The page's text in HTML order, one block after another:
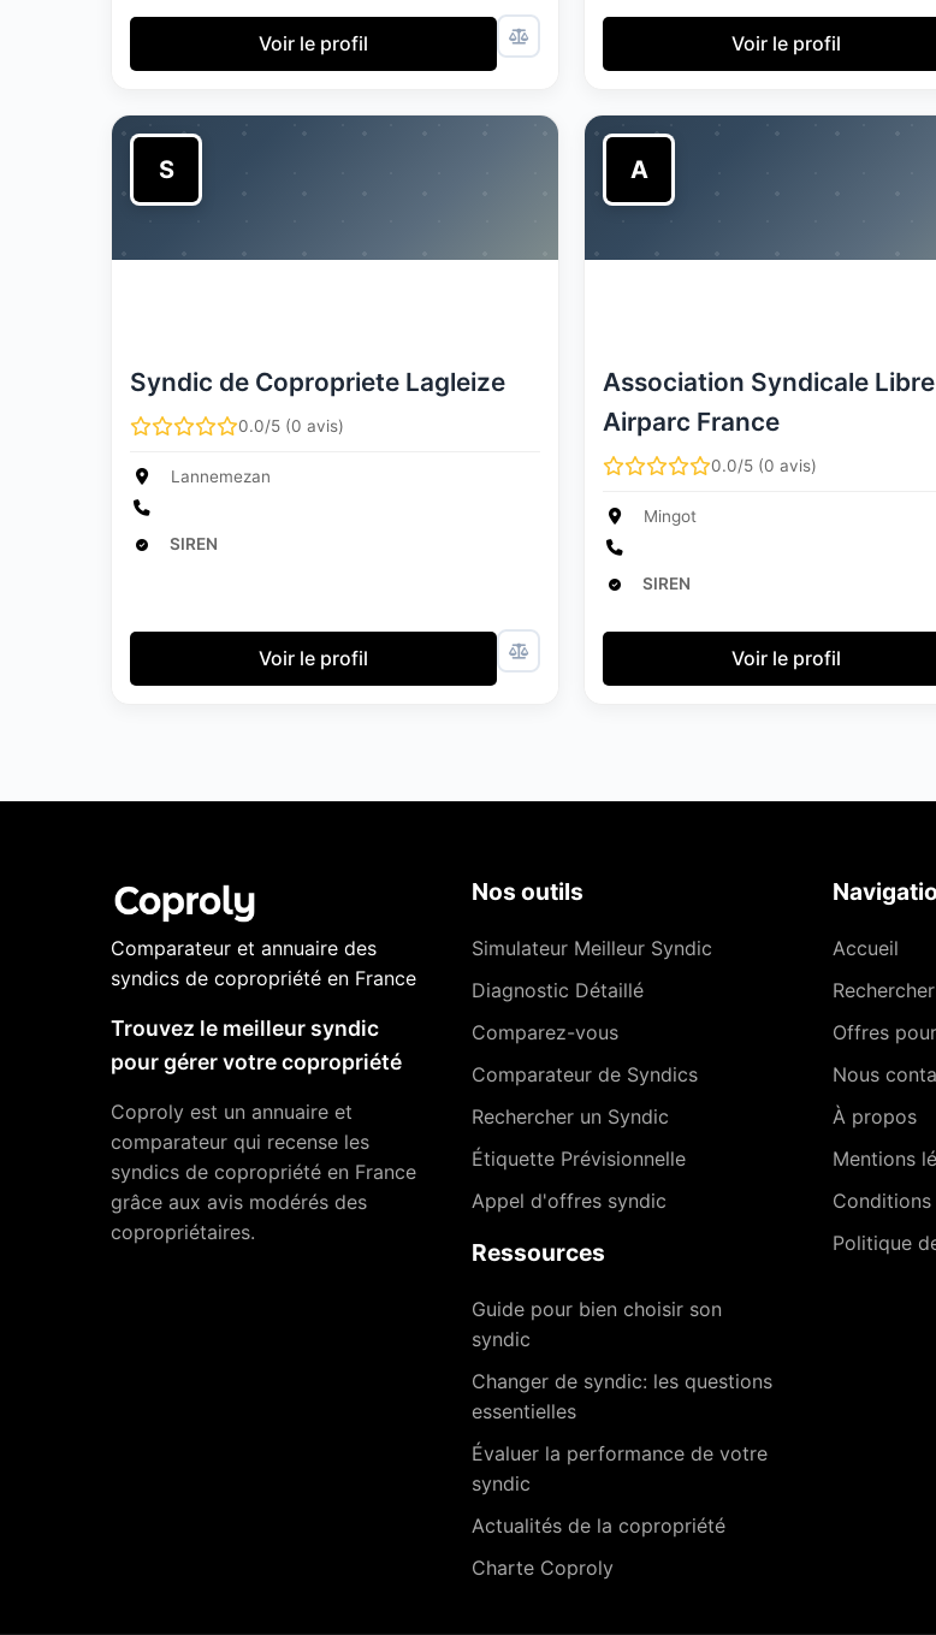
Voir le profil Voir le profil
S
Syndic de Copropriete Lagleize
0.0/5 (0 avis)
Lannemezan
SIREN
Voir le profil
A
Association Syndicale Libre
Airparc France
0.0/5 (0 avis)
Mingot
SIREN
Voir le profil
Comparateur et annuaire des
syndics de copropriété en France
Trouvez le meilleur syndic
pour gérer votre copropriété
Coproly est un annuaire et
comparateur qui recense les
syndics de copropriété en France
grâce aux avis modérés des
copropriétaires.
Nos outils
Simulateur Meilleur Syndic
Diagnostic Détaillé
Comparez-vous
Comparateur de Syndics
Rechercher un Syndic
Étiquette Prévisionnelle
Appel d'offres syndic
Ressources
Guide pour bien choisir son
syndic
Changer de syndic: les questions
essentielles
Évaluer la performance de votre
syndic
Actualités de la copropriété
Charte Coproly
Accueil
Offres
Nous
À propos
Mentions
Conditions
Politique